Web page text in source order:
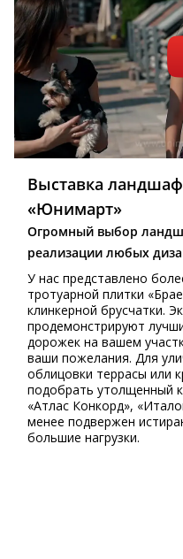
Выставка
«Юнимарт»
Огромный выбор
реализации любых
У нас представлено
тротуарной плитки
клинкерной брусчатки.
продемонстрируют
дорожек на вашем
ваши пожелания. Для
облицовки террасы или
подобрать утолщенный
«Атлас Конкорд»,
менее подвержен
большие нагрузки.